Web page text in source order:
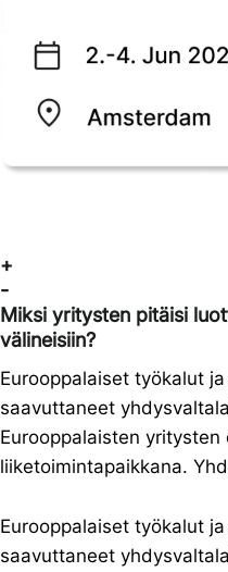
+
-
Miksi yritysten pitäisi
välineisiin?
Eurooppalaiset työkalut
saavuttaneet
Eurooppalaisten
liiketoimintapaikkana.
Eurooppalaiset työkalut
saavuttaneet